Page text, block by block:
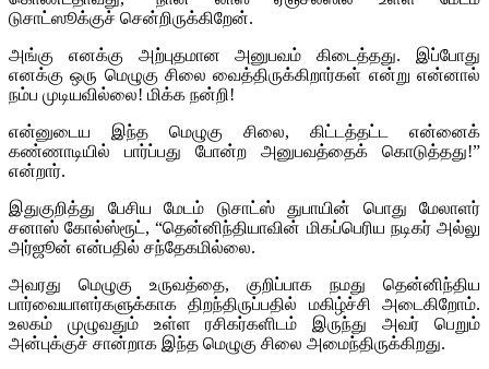
டுசாட்ஸூக்குச் சென்றிருக்கிறேன்.
அங்கு எனக்கு அற்புதமான அனுபவம் கிடைத்தது. இப்போது
எனக்கு ஒரு மெழுகு சிலை வைத்திருக்கிறார்கள் என்று என்னால்
நம்ப முடியவில்லை! மிக்க நன்றி!
என்னுடைய இந்த மெழுகு சிலை, கிட்டத்தட்ட என்னைக்
கண்ணாடியில் பார்ப்பது போன்ற அனுபவத்தைக் கொடுத்தது!”
என்றார்.
இதுகுறித்து பேசிய மேடம் டுசாட்ஸ் துபாயின் பொது மேலாளர்
சனாஸ் கோல்ஸ்ரூட், “தென்னிந்தியாவின் மிகப்பெரிய நடிகர் அல்லு
அர்ஜூன் என்பதில் சந்தேகமில்லை.
அவரது மெழுகு உருவத்தை, குறிப்பாக நமது தென்னிந்திய
பார்வையாளர்களுக்காக திறந்திருப்பதில் மகிழ்ச்சி அடைகிறோம்.
உலகம் முழுவதும் உள்ள ரசிகர்களிடம் இருந்து அவர் பெறும்
அன்புக்குச் சான்றாக இந்த மெழுகு சிலை அமைந்திருக்கிறது.